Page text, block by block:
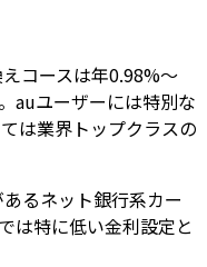
コースは年0.98%～
auユーザーには特別な
は業界トップクラスの
るネット銀行系カー
は特に低い金利設定と